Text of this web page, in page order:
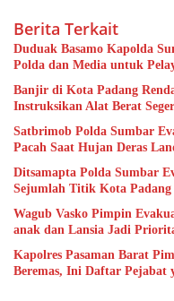
Berita Terkait
Duduak Basamo Kapolda
Polda dan Media untuk
Banjir di Kota Padang
Instruksikan Alat Berat
Satbrimob Polda Sumbar
Pacah Saat Hujan Deras
Ditsamapta Polda Sumbar
Sejumlah Titik Kota Padang
Wagub Vasko Pimpin
anak dan Lansia Jadi
Kapolres Pasaman Barat
Beremas, Ini Daftar Pejabat